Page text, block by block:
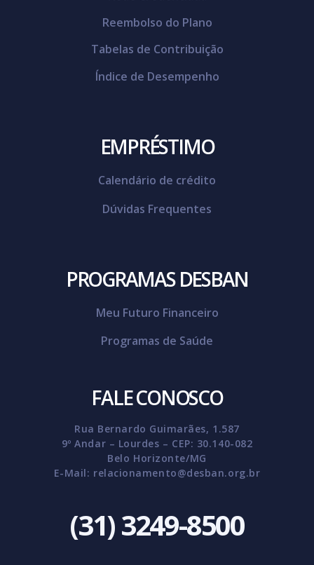
Reembolso do Plano
Tabelas de Contribuição
Índice de Desempenho
EMPRÉSTIMO
Calendário de crédito
Dúvidas Frequentes
PROGRAMAS DESBAN
Meu Futuro Financeiro
Programas de Saúde
FALE CONOSCO
Rua Bernardo Guimarães, 1.587
9º Andar – Lourdes – CEP: 30.140-082
Belo Horizonte/MG
E-Mail: relacionamento@desban.org.br
(31) 3249-8500